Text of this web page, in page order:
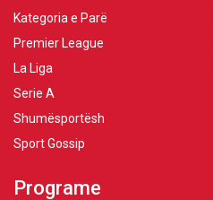
Kategoria e Parë
Premier League
La Liga
Serie A
Shumësportësh
Sport Gossip
Programe